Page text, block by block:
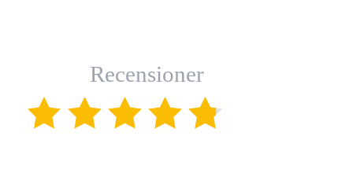
Recensioner